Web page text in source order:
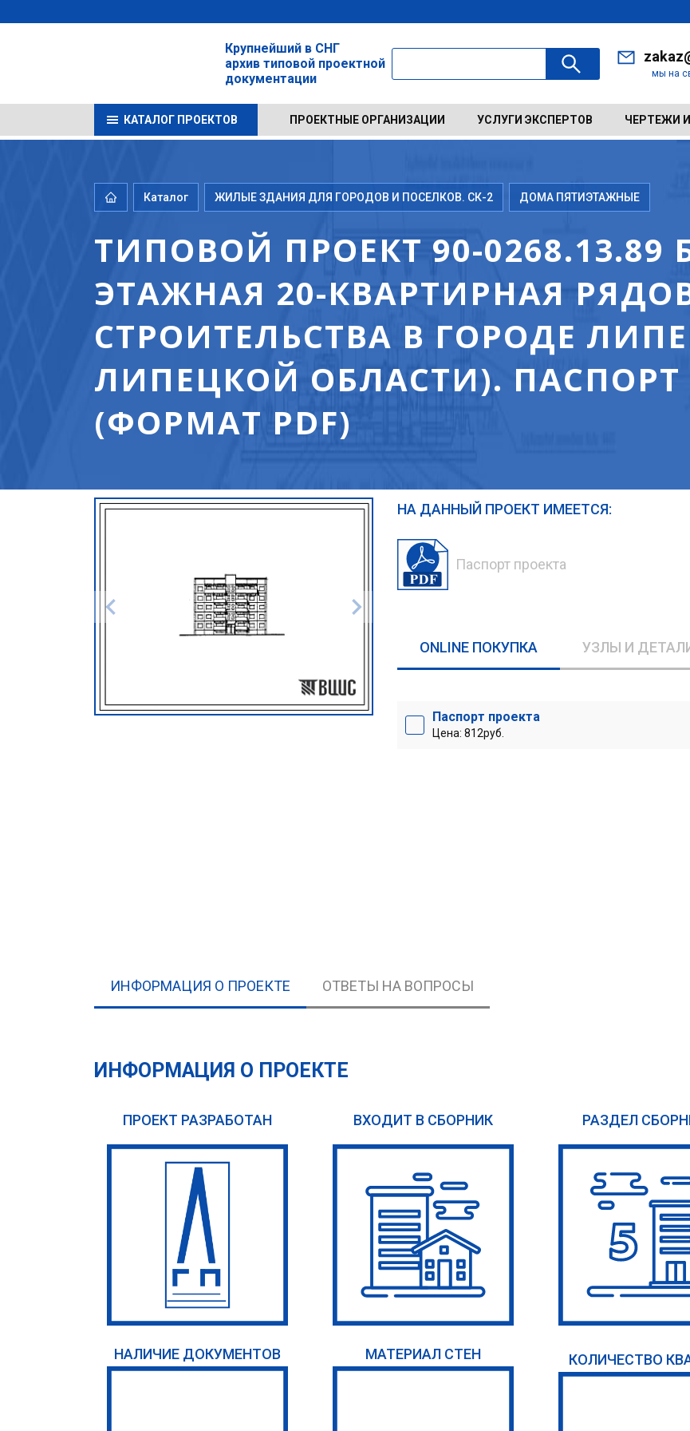
Крупнейший в СНГ
архив типовой проектной
документации
мы на
КАТАЛОГ ПРОЕКТОВ ПРОЕКТНЫЕ ОРГАНИЗАЦИИ УСЛУГИ ЭКСПЕРТОВ ЧЕРТЕЖИ
Каталог ЖИЛЫЕ ЗДАНИЯ ДЛЯ ГОРОДОВ И ПОСЕЛКОВ. СК-2 ДОМА ПЯТИЭТАЖНЫЕ
ТИПОВОЙ ПРОЕКТ 90-0268.13.89
ЭТАЖНАЯ 20-КВАРТИРНАЯ
СТРОИТЕЛЬСТВА В ГОРОДЕ
ЛИПЕЦКОЙ ОБЛАСТИ). ПАСПОРТ
(ФОРМАТ PDF)
НА ДАННЫЙ ПРОЕКТ ИМЕЕТСЯ:
Паспорт проекта
ONLINE ПОКУПКА УЗЛЫ И
Паспорт проекта
Цена: 812руб.
ИНФОРМАЦИЯ О ПРОЕКТЕ ОТВЕТЫ НА ВОПРОСЫ
ИНФОРМАЦИЯ О ПРОЕКТЕ
ПРОЕКТ РАЗРАБОТАН ВХОДИТ В СБОРНИК РАЗДЕЛ
НАЛИЧИЕ ДОКУМЕНТОВ МАТЕРИАЛ СТЕН КОЛИЧЕСТВО